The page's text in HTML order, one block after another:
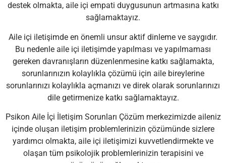
destek olmakta, aile içi empati duygusunun artmasına katkı
sağlamaktayız.
Aile içi iletişimde en önemli unsur aktif dinleme ve saygıdır.
Bu nedenle aile içi iletişimde yapılması ve yapılmaması
gereken davranışların düzenlenmesine katkı sağlamakta,
sorunlarınızın kolaylıkla çözümü için aile bireylerine
sorunlarınızı kolaylıkla açmanızı ve direk olarak sorunlarınızı
dile getirmenize katkı sağlamaktayız.
Psikon Aile İçi İletişim Sorunları Çözüm merkezimizde aileniz
içinde oluşan iletişim problemlerinizin çözümünde sizlere
yardımcı olmakta, aile içi iletişimizi kuvvetlendirmekte ve
olaşan tüm psikolojik problemlerinizin terapisini ve